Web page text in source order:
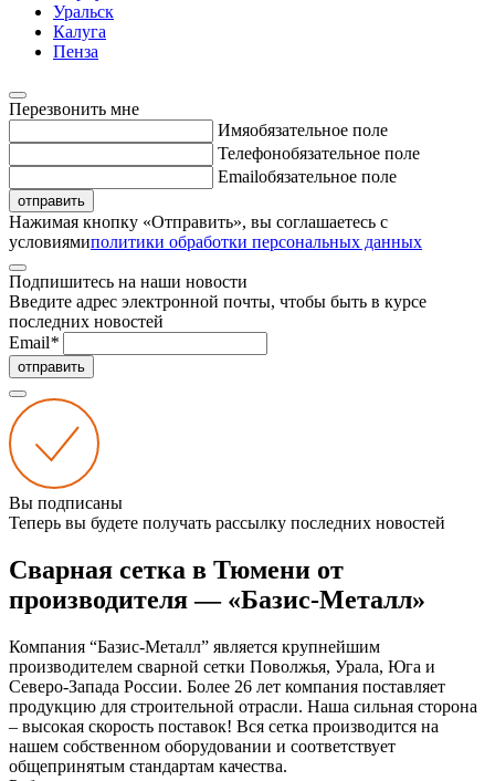
Уральск
Калуга
Пенза
Перезвонить мне
Имяобязательное поле
Телефонобязательное поле
Emailобязательное поле
отправить
Нажимая кнопку «Отправить», вы соглашаетесь с
условиямиполитики обработки персональных данных
Подпишитесь на наши новости
Введите адрес электронной почты, чтобы быть в курсе
последних новостей
Email*
отправить
Вы подписаны
Теперь вы будете получать рассылку последних новостей
Сварная сетка в Тюмени от
производителя — «Базис-Металл»
Компания “Базис-Металл” является крупнейшим
производителем сварной сетки Поволжья, Урала, Юга и
Северо-Запада России. Более 26 лет компания поставляет
продукцию для строительной отрасли. Наша сильная сторона
– высокая скорость поставок! Вся сетка производится на
нашем собственном оборудовании и соответствует
общепринятым стандартам качества.